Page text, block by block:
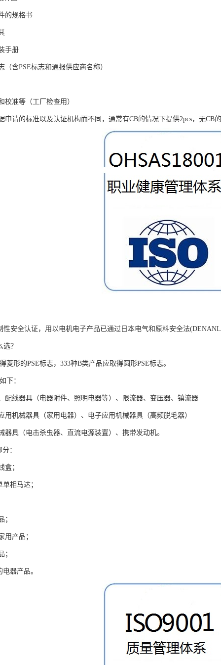
的规格书
手册
（含PSE标志和通报供应商名称）
校准等（工厂检查用）
申请的标准以及认证机构而不同，通常有CB的情况下提供2pcs，无CB
性安全认证，用以电机电子产品已通过日本电气和原料安全法
？
菱形的PSE标志，333种B类产品应取得圆形PSE标志。
下：
配线器具（电器附件、照明电器等）、限流器、变压器、镇流器
用机械器具（家用电器）、电子应用机械器具（高频脱毛器）
器具（电击杀虫器、直流电源装置）、携带发动机。
：
盒；
相马达；
；
用产品；
；
器产品。